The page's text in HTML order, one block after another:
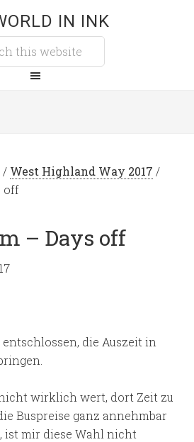
IN INK
/ West Highland Way 2017 /
off
– Days off
die Auszeit in
nicht wirklich wert, dort Zeit zu
Buspreise ganz annehmbar
ist mir diese Wahl nicht